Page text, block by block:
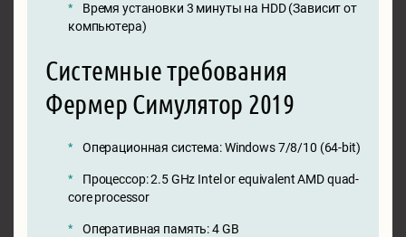
Время установки 3 минуты на HDD (Зависит от
компьютера)
Системные требования
Фермер Симулятор 2019
Операционная система: Windows 7/8/10 (64-bit)
Процессор: 2.5 GHz Intel or equivalent AMD quad-
core processor
Оперативная память: 4 GB